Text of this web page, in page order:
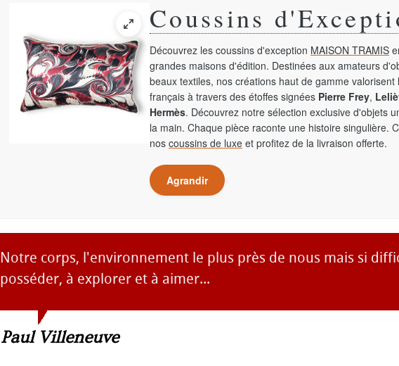
Coussins
Découvrez les coussins d'exception MAISON TRAMIS
grandes maisons d'édition. Destinées aux amateurs
beaux textiles, nos créations haut de gamme valorisent
français à travers des étoffes signées Pierre Frey,
Hermès. Découvrez notre sélection exclusive d'objets
la main. Chaque pièce raconte une histoire singulière.
nos coussins de luxe et profitez de la livraison offerte.
Agrandir
Notre corps, l'environnement le plus près de nous mais si
posséder, à explorer et à aimer...
Paul Villeneuve